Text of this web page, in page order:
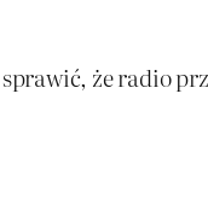
że radio